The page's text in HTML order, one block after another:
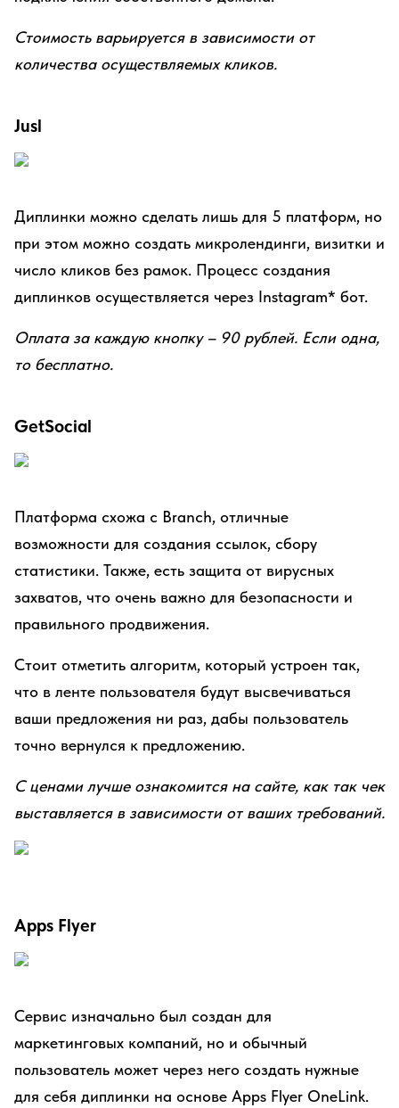
Стоимость варьируется в зависимости от
количества осуществляемых кликов.
Jusl
Диплинки можно сделать лишь для 5 платформ, но
при этом можно создать микролендинги, визитки и
число кликов без рамок. Процесс создания
диплинков осуществляется через Instagram* бот.
Оплата за каждую кнопку – 90 рублей. Если одна,
то бесплатно.
GetSocial
Платформа схожа с Branch, отличные
возможности для создания ссылок, сбору
статистики. Также, есть защита от вирусных
захватов, что очень важно для безопасности и
правильного продвижения.
Стоит отметить алгоритм, который устроен так,
что в ленте пользователя будут высвечиваться
ваши предложения ни раз, дабы пользователь
точно вернулся к предложению.
С ценами лучше ознакомится на сайте, как так чек
выставляется в зависимости от ваших требований.
Apps Flyer
Сервис изначально был создан для
маркетинговых компаний, но и обычный
пользователь может через него создать нужные
для себя диплинки на основе Apps Flyer OneLink.